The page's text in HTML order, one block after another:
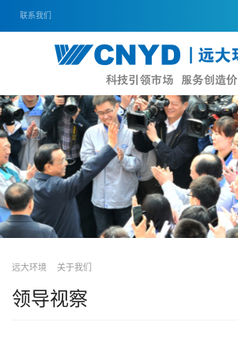
联系我们
远大环境 关于我们
领导视察